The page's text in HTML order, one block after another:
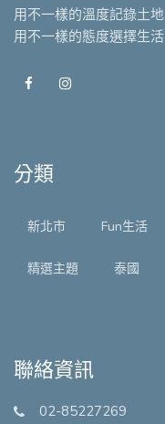
用不一樣的溫度記錄土地
用不一樣的態度選擇生活
分類
新北市 Fun生活
精選主題 泰國
聯絡資訊
02-85227269